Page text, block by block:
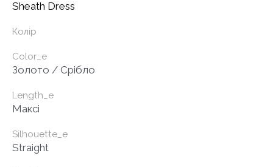
Sheath Dress
Колір
Color_e
Золото / Срібло
Length_e
Максі
Silhouette_e
Straight